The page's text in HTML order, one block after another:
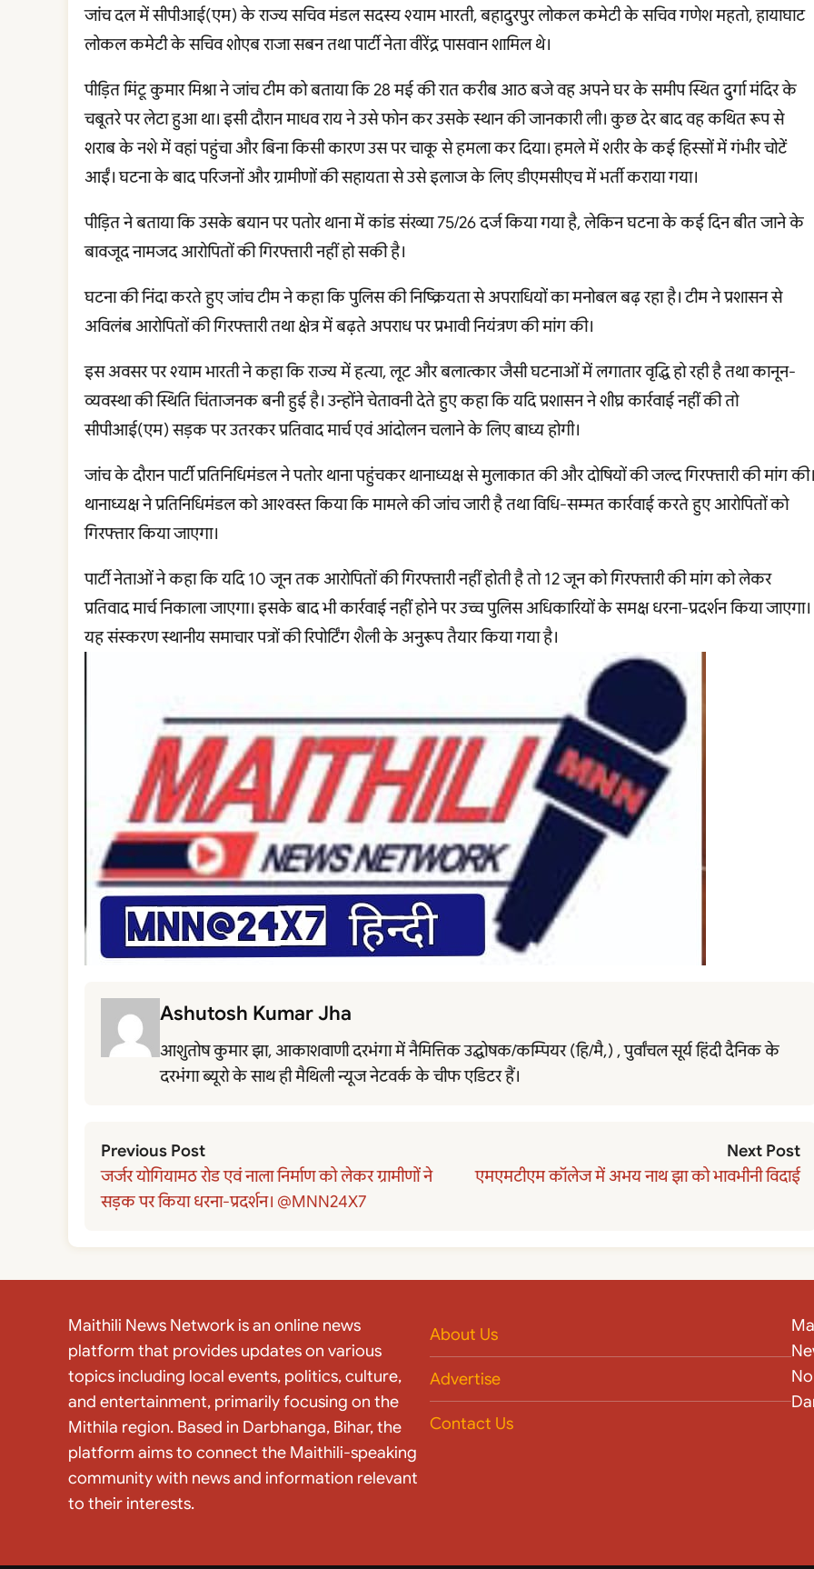
जांच दल में सीपीआई(एम) के राज्य सचिव मंडल सदस्य श्याम भारती, बहादुरपुर लोकल कमेटी के सचिव गणेश महतो, हायाघाट
लोकल कमेटी के सचिव शोएब राजा सबन तथा पार्टी नेता वीरेंद्र पासवान शामिल थे।
पीड़ित मिंटू कुमार मिश्रा ने जांच टीम को बताया कि 28 मई की रात करीब आठ बजे वह अपने घर के समीप स्थित दुर्गा मंदिर के
चबूतरे पर लेटा हुआ था। इसी दौरान माधव राय ने उसे फोन कर उसके स्थान की जानकारी ली। कुछ देर बाद वह कथित रूप से
शराब के नशे में वहां पहुंचा और बिना किसी कारण उस पर चाकू से हमला कर दिया। हमले में शरीर के कई हिस्सों में गंभीर चोटें
आईं। घटना के बाद परिजनों और ग्रामीणों की सहायता से उसे इलाज के लिए डीएमसीएच में भर्ती कराया गया।
पीड़ित ने बताया कि उसके बयान पर पतोर थाना में कांड संख्या 75/26 दर्ज किया गया है, लेकिन घटना के कई दिन बीत जाने के
बावजूद नामजद आरोपितों की गिरफ्तारी नहीं हो सकी है।
घटना की निंदा करते हुए जांच टीम ने कहा कि पुलिस की निष्क्रियता से अपराधियों का मनोबल बढ़ रहा है। टीम ने प्रशासन से
अविलंब आरोपितों की गिरफ्तारी तथा क्षेत्र में बढ़ते अपराध पर प्रभावी नियंत्रण की मांग की।
इस अवसर पर श्याम भारती ने कहा कि राज्य में हत्या, लूट और बलात्कार जैसी घटनाओं में लगातार वृद्धि हो रही है तथा कानून-
व्यवस्था की स्थिति चिंताजनक बनी हुई है। उन्होंने चेतावनी देते हुए कहा कि यदि प्रशासन ने शीघ्र कार्रवाई नहीं की तो
सीपीआई(एम) सड़क पर उतरकर प्रतिवाद मार्च एवं आंदोलन चलाने के लिए बाध्य होगी।
जांच के दौरान पार्टी प्रतिनिधिमंडल ने पतोर थाना पहुंचकर थानाध्यक्ष से मुलाकात की और दोषियों की जल्द गिरफ्तारी की मांग की।
थानाध्यक्ष ने प्रतिनिधिमंडल को आश्वस्त किया कि मामले की जांच जारी है तथा विधि-सम्मत कार्रवाई करते हुए आरोपितों को
गिरफ्तार किया जाएगा।
पार्टी नेताओं ने कहा कि यदि 10 जून तक आरोपितों की गिरफ्तारी नहीं होती है तो 12 जून को गिरफ्तारी की मांग को लेकर
प्रतिवाद मार्च निकाला जाएगा। इसके बाद भी कार्रवाई नहीं होने पर उच्च पुलिस अधिकारियों के समक्ष धरना-प्रदर्शन किया जाएगा।
यह संस्करण स्थानीय समाचार पत्रों की रिपोर्टिंग शैली के अनुरूप तैयार किया गया है।
Ashutosh Kumar Jha
आशुतोष कुमार झा, आकाशवाणी दरभंगा में नैमित्तिक उद्घोषक/कम्पियर (हि/मै,) , पुर्वांचल सूर्य हिंदी दैनिक के
दरभंगा ब्यूरो के साथ ही मैथिली न्यूज नेटवर्क के चीफ एडिटर हैं।
Previous Post
जर्जर योगियामठ रोड एवं नाला निर्माण को लेकर ग्रामीणों ने
सड़क पर किया धरना-प्रदर्शन। @MNN24X7
Next Post
एमएमटीएम कॉलेज में अभय नाथ झा को भावभीनी विदाई
Maithili News Network is an online news
platform that provides updates on various
topics including local events, politics, culture,
and entertainment, primarily focusing on the
Mithila region. Based in Darbhanga, Bihar, the
platform aims to connect the Maithili-speaking
community with news and information relevant
to their interests.
About Us
Advertise
Contact Us